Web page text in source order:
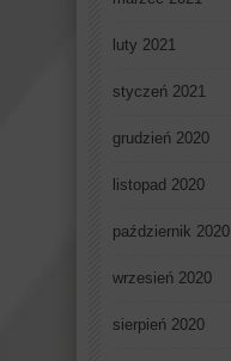
luty 2021
styczeń 2021
grudzień 2020
listopad 2020
październik 2020
wrzesień 2020
sierpień 2020